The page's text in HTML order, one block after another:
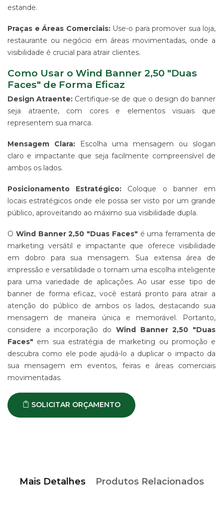
DE
SINALIZAÇÃO
TRABALHE
estande.
Praças e Áreas Comerciais:Use-o para promover sua loja,
restaurante ou negócio em áreas movimentadas, onde a
visibilidade é crucial para atrair clientes.
Como Usar o Wind Banner 2,50 "Duas
Faces" de Forma Eficaz
Design Atraente: Certifique-se de que o design do banner
seja atraente, com cores e elementos visuais que
representem sua marca.
Mensagem Clara: Escolha uma mensagem ou slogan
claro e impactante que seja facilmente compreensível de
ambos os lados.
Posicionamento Estratégico: Coloque o banner em
locais estratégicos onde ele possa ser visto por um grande
público, aproveitando ao máximo sua visibilidade dupla.
O Wind Banner 2,50 "Duas Faces" é uma ferramenta de
marketing versátil e impactante que oferece visibilidade
em dobro para sua mensagem. Sua extensa área de
impressão e versatilidade o tornam uma escolha inteligente
para uma variedade de aplicações. Ao usar esse tipo de
banner de forma eficaz, você estará pronto para atrair a
atenção do público de ambos os lados, destacando sua
mensagem de maneira única e memorável. Portanto,
considere a incorporação do Wind Banner 2,50 "Duas
Faces" em sua estratégia de marketing ou promoção e
descubra como ele pode ajudá-lo a duplicar o impacto da
sua mensagem em eventos, feiras e áreas comerciais
movimentadas.
SOLICITAR ORÇAMENTO
Mais Detalhes Produtos Relacionados